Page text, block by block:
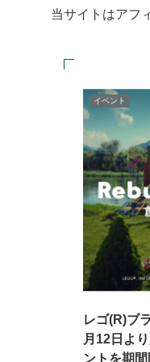
当サイトはアフ
イベント
レゴ(R)ブ
月12日よ
ントを期